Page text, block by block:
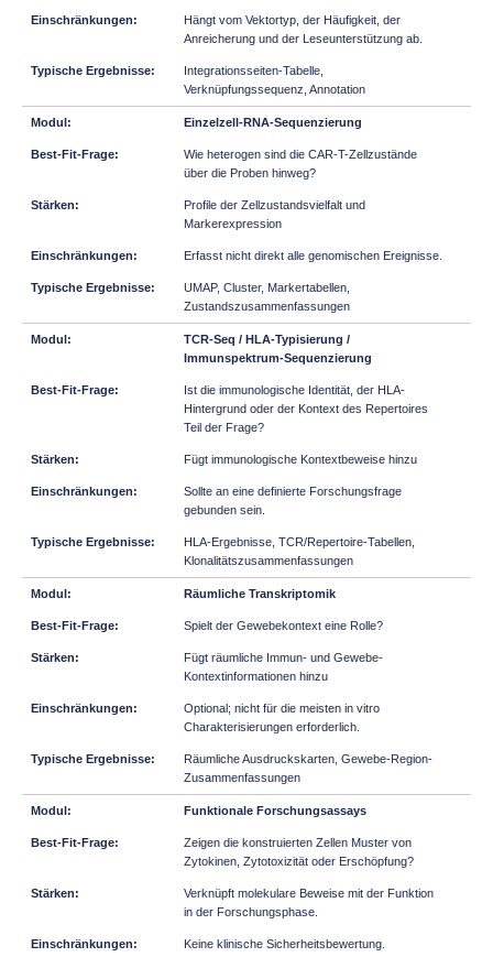
Hängt vom Vektortyp, der Häufigkeit, der
Anreicherung und der Leseunterstützung ab.
Integrationsseiten-Tabelle,
Verknüpfungssequenz, Annotation
Einzelzell-RNA-Sequenzierung
Wie heterogen sind die CAR-T-Zellzustände
über die Proben hinweg?
Profile der Zellzustandsvielfalt und
Markerexpression
Erfasst nicht direkt alle genomischen Ereignisse.
UMAP, Cluster, Markertabellen,
Zustandszusammenfassungen
TCR-Seq / HLA-Typisierung /
Immunspektrum-Sequenzierung
Ist die immunologische Identität, der HLA-
Hintergrund oder der Kontext des Repertoires
Teil der Frage?
Fügt immunologische Kontextbeweise hinzu
Sollte an eine definierte Forschungsfrage
gebunden sein.
HLA-Ergebnisse, TCR/Repertoire-Tabellen,
Klonalitätszusammenfassungen
Räumliche Transkriptomik
Spielt der Gewebekontext eine Rolle?
Fügt räumliche Immun- und Gewebe-
Kontextinformationen hinzu
Optional; nicht für die meisten in vitro
Charakterisierungen erforderlich.
Räumliche Ausdruckskarten, Gewebe-Region-
Zusammenfassungen
Funktionale Forschungsassays
Zeigen die konstruierten Zellen Muster von
Zytokinen, Zytotoxizität oder Erschöpfung?
Verknüpft molekulare Beweise mit der Funktion
in der Forschungsphase.
Keine klinische Sicherheitsbewertung.